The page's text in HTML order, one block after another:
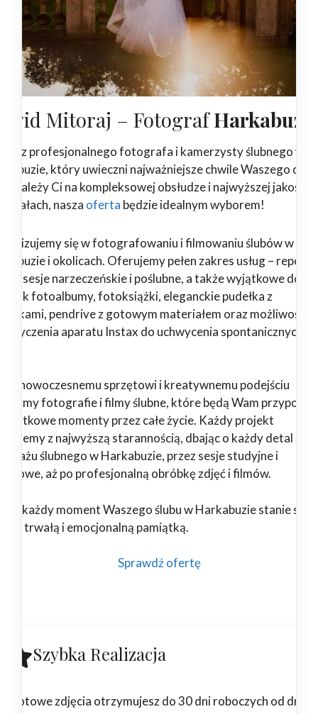
Mitoraj – FotografHarkabuz
profesjonalnego fotografa i kamerzysty ślubnego w
który uwieczni najważniejsze chwile Waszego
zależy Ci na kompleksowej obsłudze i najwyższej jakości
nasza oferta będzie idealnym wyborem!
się w fotografowaniu i filmowaniu ślubów w
i okolicach. Oferujemy pełen zakres usług –
sesje narzeczeńskie i poślubne, a także wyjątkowe
jak fotoalbumy, fotoksiążki, eleganckie pudełka z
pendrive z gotowym materiałem oraz możliwość
aparatu Instax do uchwycenia spontanicznych
nowoczesnemu sprzętowi i kreatywnemu podejściu
fotografie i filmy ślubne, które będą Wam
momenty przez całe życie. Każdy projekt
z najwyższą starannością, dbając o każdy detal – od
ślubnego w Harkabuzie, przez sesje studyjne i
aż po profesjonalną obróbkę zdjęć i filmów.
każdy moment Waszego ślubu w Harkabuzie stanie się
trwałą i emocjonalną pamiątką.
Sprawdź ofertę
Szybka Realizacja
Gotowe zdjęcia otrzymujesz do 30 dni roboczych od dnia